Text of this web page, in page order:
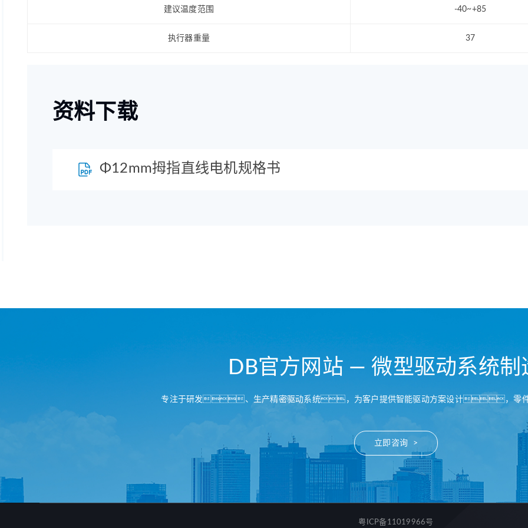
建议温度范围 -40~+85
执行器重量 37
资料下载
Φ12mm拇指直线电机规格书
DB官方网站 — 微型驱动系统制
专注于研发、生产精密驱动系统，为客户提供智能驱动方案设计，零件
立即咨询 >
粤ICP备11019966号